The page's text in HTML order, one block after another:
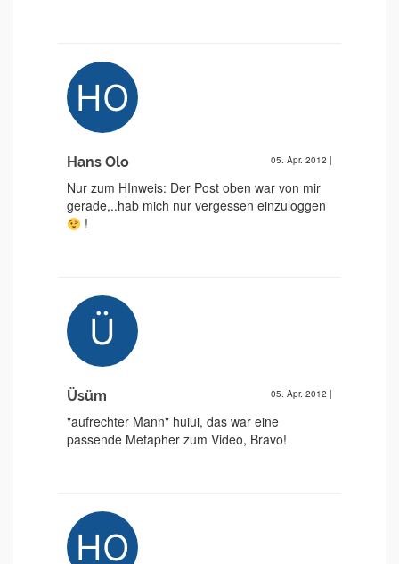
Hans Olo 05. Apr. 2012 |
Nur zum HInweis: Der Post oben war von mir
gerade,..hab mich nur vergessen einzuloggen
!
Üsüm 05. Apr. 2012 |
"aufrechter Mann" huiui, das war eine
passende Metapher zum Video, Bravo!